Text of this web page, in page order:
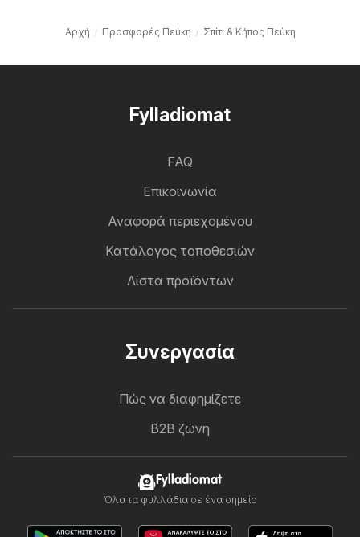
Αρχή Προσφορές Πεύκη Σπίτι & Κήπος Πεύκη
Fylladiomat
FAQ
Επικοινωνία
Αναφορά περιεχομένου
Κατάλογος τοποθεσιών
Λίστα προϊόντων
Συνεργασία
Πώς να διαφημίζετε
B2B ζώνη
Fylladiomat
Όλα τα φυλλάδια σε ένα σημείο